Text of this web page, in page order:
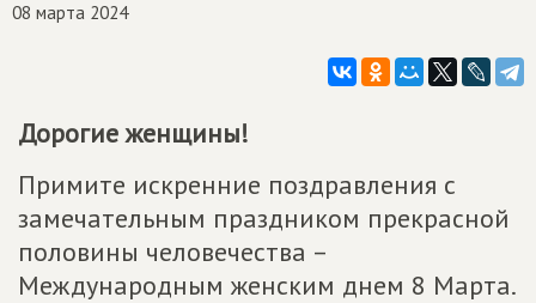
08 марта 2024
Дорогие женщины!
Примите искренние поздравления с
замечательным праздником прекрасной
половины человечества –
Международным женским днем 8 Марта.